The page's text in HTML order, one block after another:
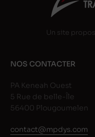
Un site
NOS CONTACTER
PA Keneah Ouest
5 Rue de belle-Île
56400 Plougoumelen
contact@mpdys.com